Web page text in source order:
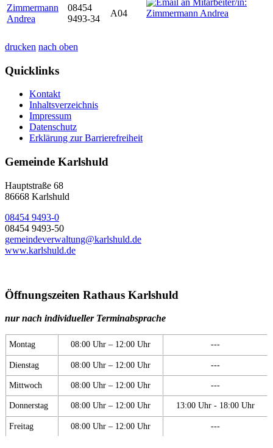
Zimmermann
Andrea
08454
9493-34
A04
drucken nach oben
Quicklinks
Kontakt
Inhaltsverzeichnis
Impressum
Datenschutz
Erklärung zur Barrierefreiheit
Gemeinde Karlshuld
Hauptstraße 68
86668 Karlshuld
08454 9493-0
08454 9493-50
gemeindeverwaltung@karlshuld.de
www.karlshuld.de
Öffnungszeiten Rathaus Karlshuld
nur nach individueller Terminabsprache
Montag 08:00 Uhr – 12:00 Uhr ---
Dienstag 08:00 Uhr – 12:00 Uhr ---
Mittwoch 08:00 Uhr – 12:00 Uhr ---
Donnerstag 08:00 Uhr – 12:00 Uhr 13:00 Uhr - 18:00 Uhr
Freitag 08:00 Uhr – 12:00 Uhr ---